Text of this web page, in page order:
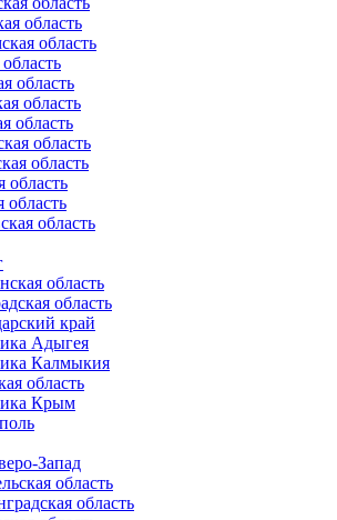
область
область
область
область
область
область
область
область
область
область
область
область
край
Адыгея
Калмыкия
область
Крым
Запад
область
область